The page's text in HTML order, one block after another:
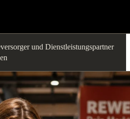
und Dienstleistungspartner